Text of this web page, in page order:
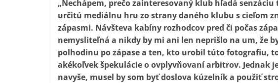
„Nechápem, prečo zainteresovaný klub hľadá
určitú mediálnu hru zo strany daného klubu s cieľom
zápasmi. Návšteva kabíny rozhodcov pred či počas
nemysliteľná a nikdy by mi ani len neprišlo na um, že
polhodinu po zápase a ten, kto urobil túto fotografiu,
akékoľvek špekulácie o ovplyvňovaní arbitrov. Jednak
navyše, musel by som byť doslova kúzelník a použiť